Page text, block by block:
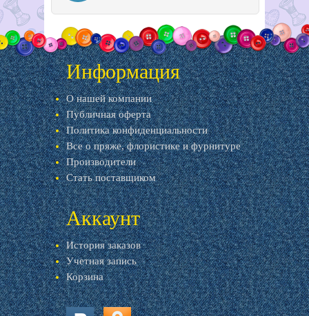
Информация
О нашей компании
Публичная оферта
Политика конфиденциальности
Все о пряже, флористике и фурнитуре
Производители
Стать поставщиком
Аккаунт
История заказов
Учетная запись
Корзина